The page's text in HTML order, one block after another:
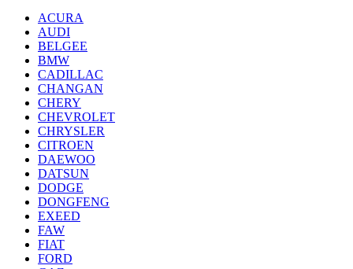
ACURA
AUDI
BELGEE
BMW
CADILLAC
CHANGAN
CHERY
CHEVROLET
CHRYSLER
CITROEN
DAEWOO
DATSUN
DODGE
DONGFENG
EXEED
FAW
FIAT
FORD